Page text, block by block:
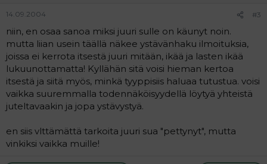
14.09.2004 #3
niin, en osaa sanoa miksi juuri sulle on käunyt noin.
mutta liian usein täällä näkee ystävänhaku ilmoituksia,
joissa ei kerrota itsestä juuri mitään, ikää ja lasten ikää
lukuunottamatta! Kyllähän sitä voisi hieman kertoa
itsestä ja siitä myös, minkä tyyppisiis haluaa tutustua. voisi
vaikka suuremmalla todennäköisyydellä löytyä yhteistä
juteltavaakin ja jopa ystävystyä.
en siis vlttämättä tarkoita juuri sua "pettynyt", mutta
vinkiksi vaikka muille!